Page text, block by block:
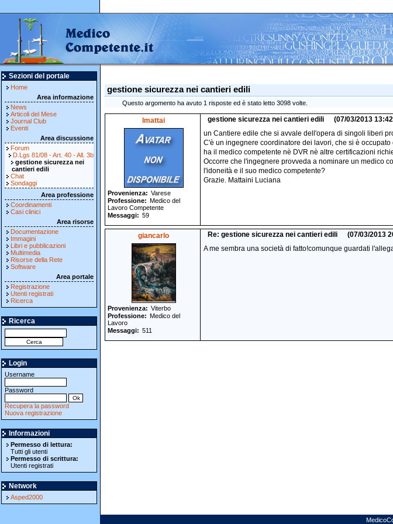
Sezioni del portale
Home
Area informazione
News
Articoli del Mese
Journal Club
Eventi
Area discussione
Forum
D.Lgs 81/08 - Art. 40 - All. 3b
gestione sicurezza nei
cantieri edili
Chat
Sondaggi
Area professione
Coordinamenti
Casi clinici
Area risorse
Documentazione
Immagini
Libri e pubblicazioni
Multimedia
Risorse della Rete
Software
Area portale
Registrazione
Utenti registrati
Ricerca
Ricerca
Login
Username
Password
Recupera la password
Nuova registrazione
Informazioni
Permesso di lettura:
Tutti gli utenti
Permesso di scrittura:
Utenti registrati
Network
Asped2000
gestione sicurezza nei cantieri edili
Questo argomento ha avuto 1 risposte ed è stato letto 3098 volte.
lmattai
Provenienza
Varese
Professione
Medico del
Lavoro Competente
Messaggi
59
gestione sicurezza nei cantieri edili
(07/03/2013
un Cantiere edile che si avvale dell'opera di singoli liberi
C'è un ingegnere coordinatore dei lavori, che si è
ha il medico competente nè DVR nè altre certificazioni
Occorre che l'ingegnere provveda a nominare un medico
l'idoneità e il suo medico competente?
Grazie. Mattaini Luciana
giancarlo
Provenienza
Viterbo
Professione
Medico del
Lavoro
Messaggi
511
Re: gestione sicurezza nei cantieri edili
(07/03/2013
A me sembra una società di fatto!comunque guardati